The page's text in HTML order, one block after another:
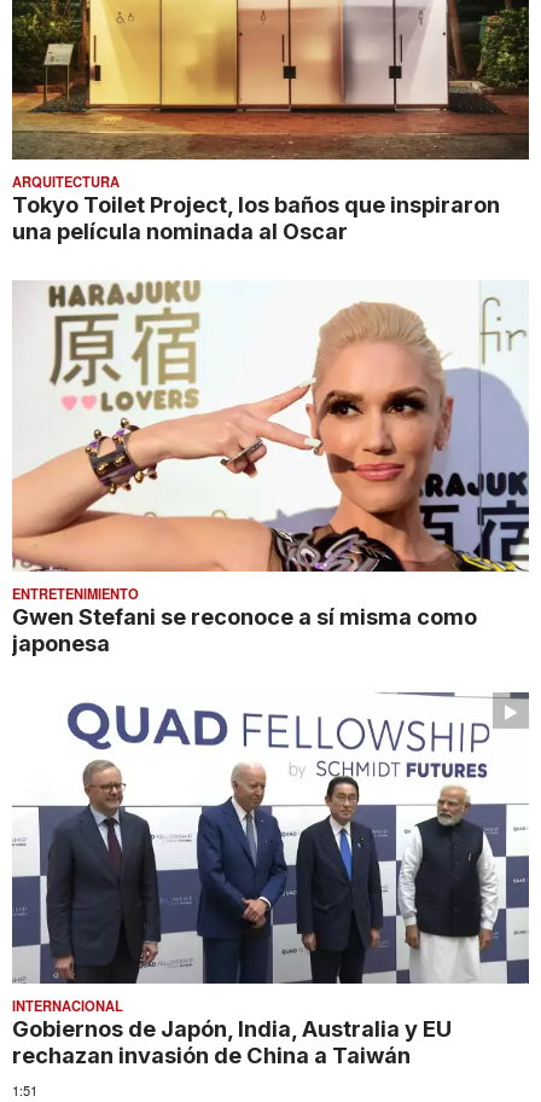
ARQUITECTURA
Tokyo Toilet Project, los baños que inspiraron
una película nominada al Oscar
ENTRETENIMIENTO
Gwen Stefani se reconoce a sí misma como
japonesa
INTERNACIONAL
Gobiernos de Japón, India, Australia y EU
rechazan invasión de China a Taiwán
1:51